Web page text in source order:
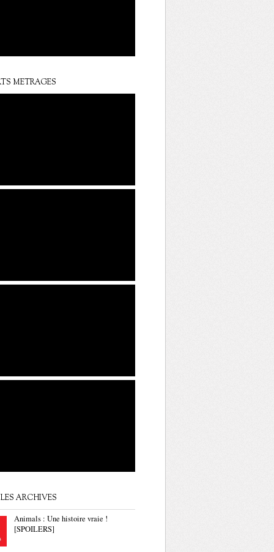
METRAGES
ARCHIVES
Animals : Une histoire vraie !
[SPOILERS]